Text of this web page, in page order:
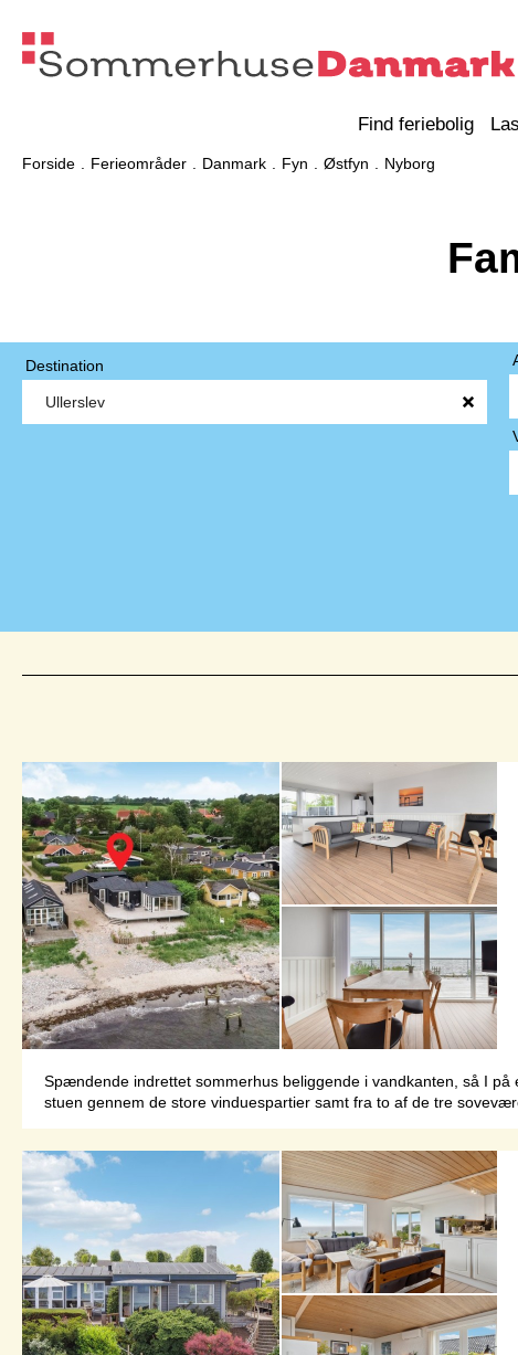
Find feriebolig
Forside Ferieområder Danmark Fyn Østfyn Nyborg
Destination
Spændende indrettet sommerhus beliggende i vandkanten, så I
stuen gennem de store vinduespartier samt fra to af de tre